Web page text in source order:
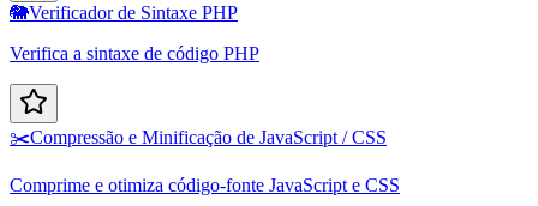
🐘Verificador de Sintaxe PHP
Verifica a sintaxe de código PHP
✂️Compressão e Minificação de JavaScript / CSS
Comprime e otimiza código-fonte JavaScript e CSS